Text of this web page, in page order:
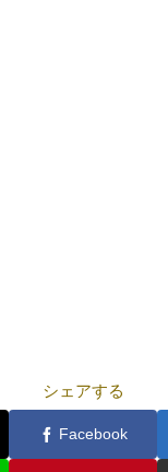
シェアする
Facebook